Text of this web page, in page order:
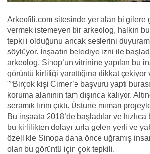
Arkeofili.com sitesinde yer alan bilgilere
vermek istemeyen bir arkeolog, halkın
tepkili olduğunu ancak seslerini
söylüyor. İnşaatın belediye izni ile
arkeolog, Sinop’un vitrinine yapılan bu
görüntü kirliliği yarattığına dikkat çekiyor
"“Birçok kişi Cimer’e başvuru yaptı
koruma alanının tam dışında kalıyor.
seramik fırını çıktı. Üstüne mimari
Bu inşaata 2018’de başladılar ve
bu kirlilikten dolayı turla gelen yerli ve
özellikle Sinopa daha önce uğramış
olan bu görüntü için çok tepkili.